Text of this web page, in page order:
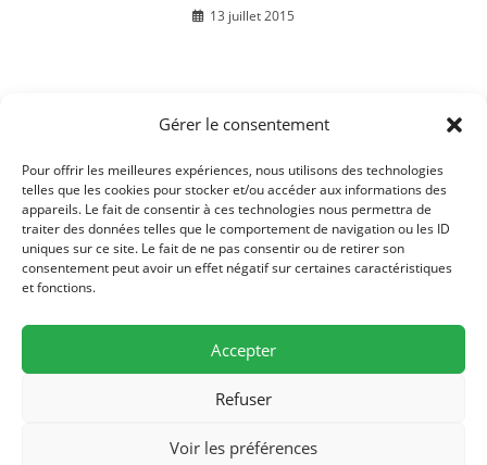
Gérer le consentement
Pour offrir les meilleures expériences, nous utilisons des technologies
telles que les cookies pour stocker et/ou accéder aux informations des
appareils. Le fait de consentir à ces technologies nous permettra de
traiter des données telles que le comportement de navigation ou les ID
uniques sur ce site. Le fait de ne pas consentir ou de retirer son
consentement peut avoir un effet négatif sur certaines caractéristiques
et fonctions.
Accepter
Refuser
Voir les préférences
13 juillet 2015
Journées portes ouvertes France services à Rioz
Mairie de Bussières, 19 rue de l'église, F-70190 Bussières - Tél./Fax (0)3
81 57 77 84